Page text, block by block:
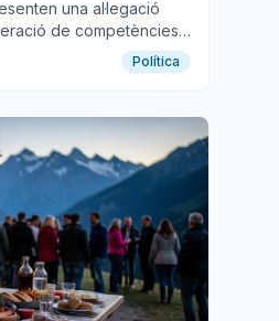
una al·legació
de competències i
territorial.
Política